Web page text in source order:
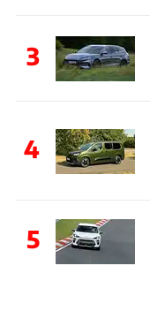
3
4
5